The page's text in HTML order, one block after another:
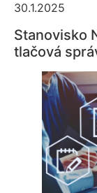
30.1.2025
Stanovisko
tlačová